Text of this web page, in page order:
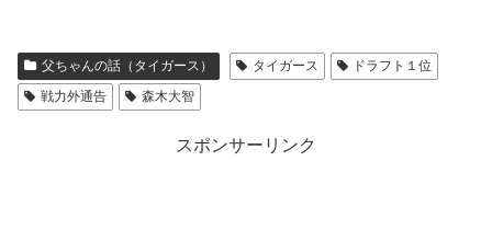
父ちゃんの話（タイガース） タイガース
ドラフト１位
戦力外通告
森木大智
スポンサーリンク